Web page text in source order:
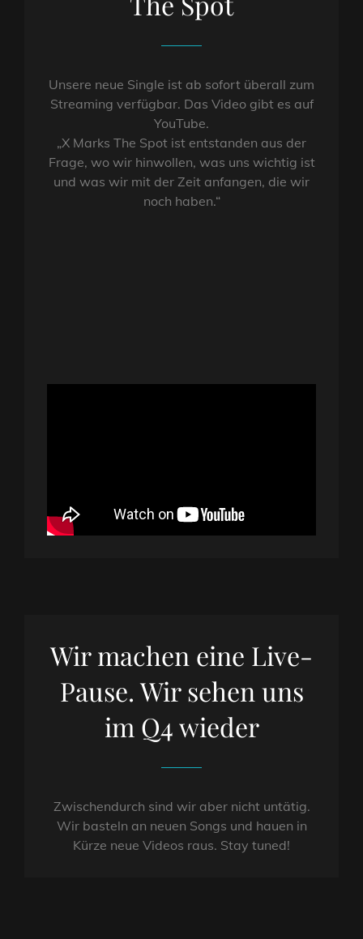
Unsere neue Single ist ab sofort überall zum
Streaming verfügbar. Das Video gibt es auf
YouTube.
„X Marks The Spot ist entstanden aus der
Frage, wo wir hinwollen, was uns wichtig ist
und was wir mit der Zeit anfangen, die wir
noch haben.“
Wir machen eine Live-
Pause. Wir sehen uns
im Q4 wieder
Zwischendurch sind wir aber nicht untätig.
Wir basteln an neuen Songs und hauen in
Kürze neue Videos raus. Stay tuned!